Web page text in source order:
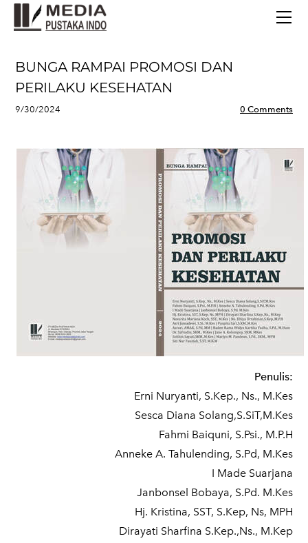
BUNGA RAMPAI PROMOSI DAN
PERILAKU KESEHATAN
9/30/2024 0 Comments
Penulis:
Erni Nuryanti, S.Kep., Ns., M.Kes
Sesca Diana Solang,S.SiT,M.Kes
Fahmi Baiquni, S.Psi., M.P.H
Anneke A. Tahulending, S.Pd, M.Kes
I Made Suarjana
Janbonsel Bobaya, S.Pd. M.Kes
Hj. Kristina, SST, S.Kep, Ns, MPH
Dirayati Sharfina S.Kep.,Ns., M.Kep